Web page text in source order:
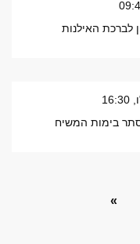
לברכת האילנות
בימות המשיח
»